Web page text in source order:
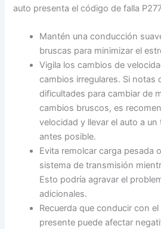
auto presenta el código de falla
Mantén una conducción
bruscas para minimizar el
Vigila los cambios de
cambios irregulares. Si notas
dificultades para cambiar de
cambios bruscos, es
velocidad y llevar el auto a un
antes posible.
Evita remolcar carga pesada
sistema de transmisión
Esto podría agravar el
adicionales.
Recuerda que conducir con
presente puede afectar